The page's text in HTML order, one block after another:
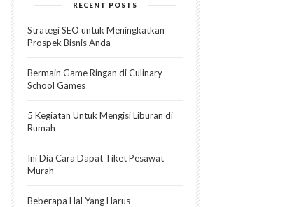
RECENT POSTS
Strategi SEO untuk Meningkatkan
Prospek Bisnis Anda
Bermain Game Ringan di Culinary
School Games
5 Kegiatan Untuk Mengisi Liburan di
Rumah
Ini Dia Cara Dapat Tiket Pesawat
Murah
Beberapa Hal Yang Harus